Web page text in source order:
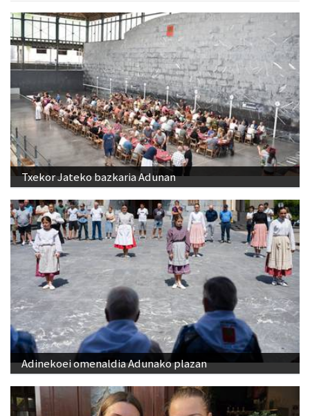
Txekor Jateko bazkaria Adunan
Adinekoei omenaldia Adunako plazan